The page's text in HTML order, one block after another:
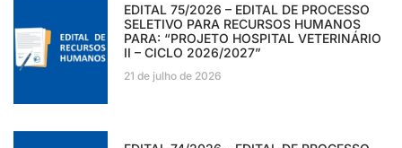
EDITAL 75/2026 – EDITAL DE PROCESSO
SELETIVO PARA RECURSOS HUMANOS
PARA: “PROJETO HOSPITAL VETERINÁRIO
II – CICLO 2026/2027”
21 de julho de 2026